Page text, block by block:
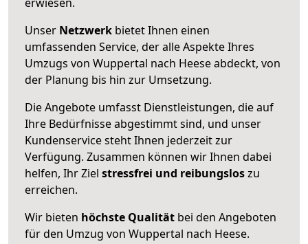
Unser Netzwerk bietet Ihnen einen
umfassenden Service, der alle Aspekte Ihres
Umzugs von Wuppertal nach Heese abdeckt, von
der Planung bis hin zur Umsetzung.
Die Angebote umfasst Dienstleistungen, die auf
Ihre Bedürfnisse abgestimmt sind, und unser
Kundenservice steht Ihnen jederzeit zur
Verfügung. Zusammen können wir Ihnen dabei
helfen, Ihr Ziel stressfrei und reibungsloszu
erreichen.
Wir bieten höchste Qualität bei den Angeboten
für den Umzug von Wuppertal nach Heese.